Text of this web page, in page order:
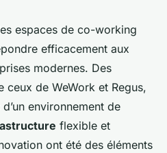
espaces de co-working
efficacement aux
modernes. Des
ceux de WeWork et Regus,
environnement de
flexible et
ont été des éléments